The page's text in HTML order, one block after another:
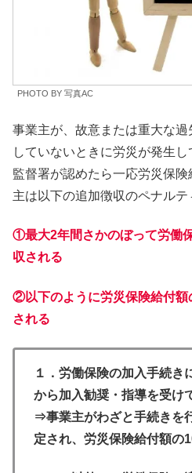
PHOTO BY 写真AC
事業主が、故意または重大な
していないときに労災が発生
監督署が認めたら一応労災保
主は以下の追加徴収のペナルテ
①最大2年間さかのぼって労働
収される
②以下のように労災保険給付額
される
１．労働保険の加入手続き
から加入勧奨・指導を受け
⇒事業主がわざと手続きを
定され、労災保険給付額の